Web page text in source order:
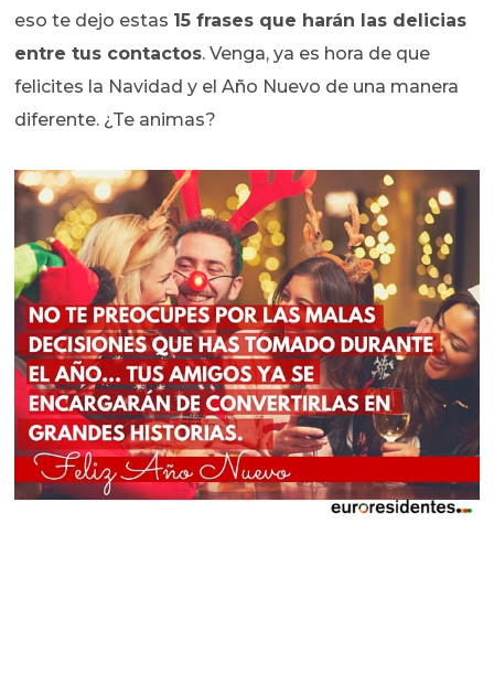
eso te dejo estas 15 frases que harán las delicias
entre tus contactos. Venga, ya es hora de que
felicites la Navidad y el Año Nuevo de una manera
diferente. ¿Te animas?